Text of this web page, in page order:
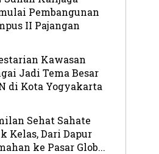
Pembangunan
II Pajangan
Kawasan
Jadi Tema Besar
di Kota Yogyakarta
Sehat Sahate
Kelas, Dari Dapur
ke Pasar Glob...